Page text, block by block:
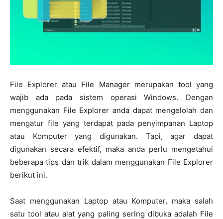
File Explorer atau File Manager merupakan tool yang
wajib ada pada sistem operasi Windows. Dengan
menggunakan File Explorer anda dapat mengelolah dan
mengatur file yang terdapat pada penyimpanan Laptop
atau Komputer yang digunakan. Tapi, agar dapat
digunakan secara efektif, maka anda perlu mengetahui
beberapa tips dan trik dalam menggunakan File Explorer
berikut ini.
Saat menggunakan Laptop atau Komputer, maka salah
satu tool atau alat yang paling sering dibuka adalah File